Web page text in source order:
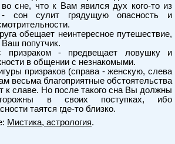
сне, что к Вам явился дух кого-то из
сон сулит грядущую опасность и
обещает неинтересное путешествие,
Ваш попутчик.
призраком - предвещает ловушку и
в общении с незнакомыми.
призраков (справа - женскую, слева
весьма благоприятные обстоятельства
к славе. Но после такого сна Вы должны
в своих поступках, ибо
таятся где-то близко.
Мистика, астрология.